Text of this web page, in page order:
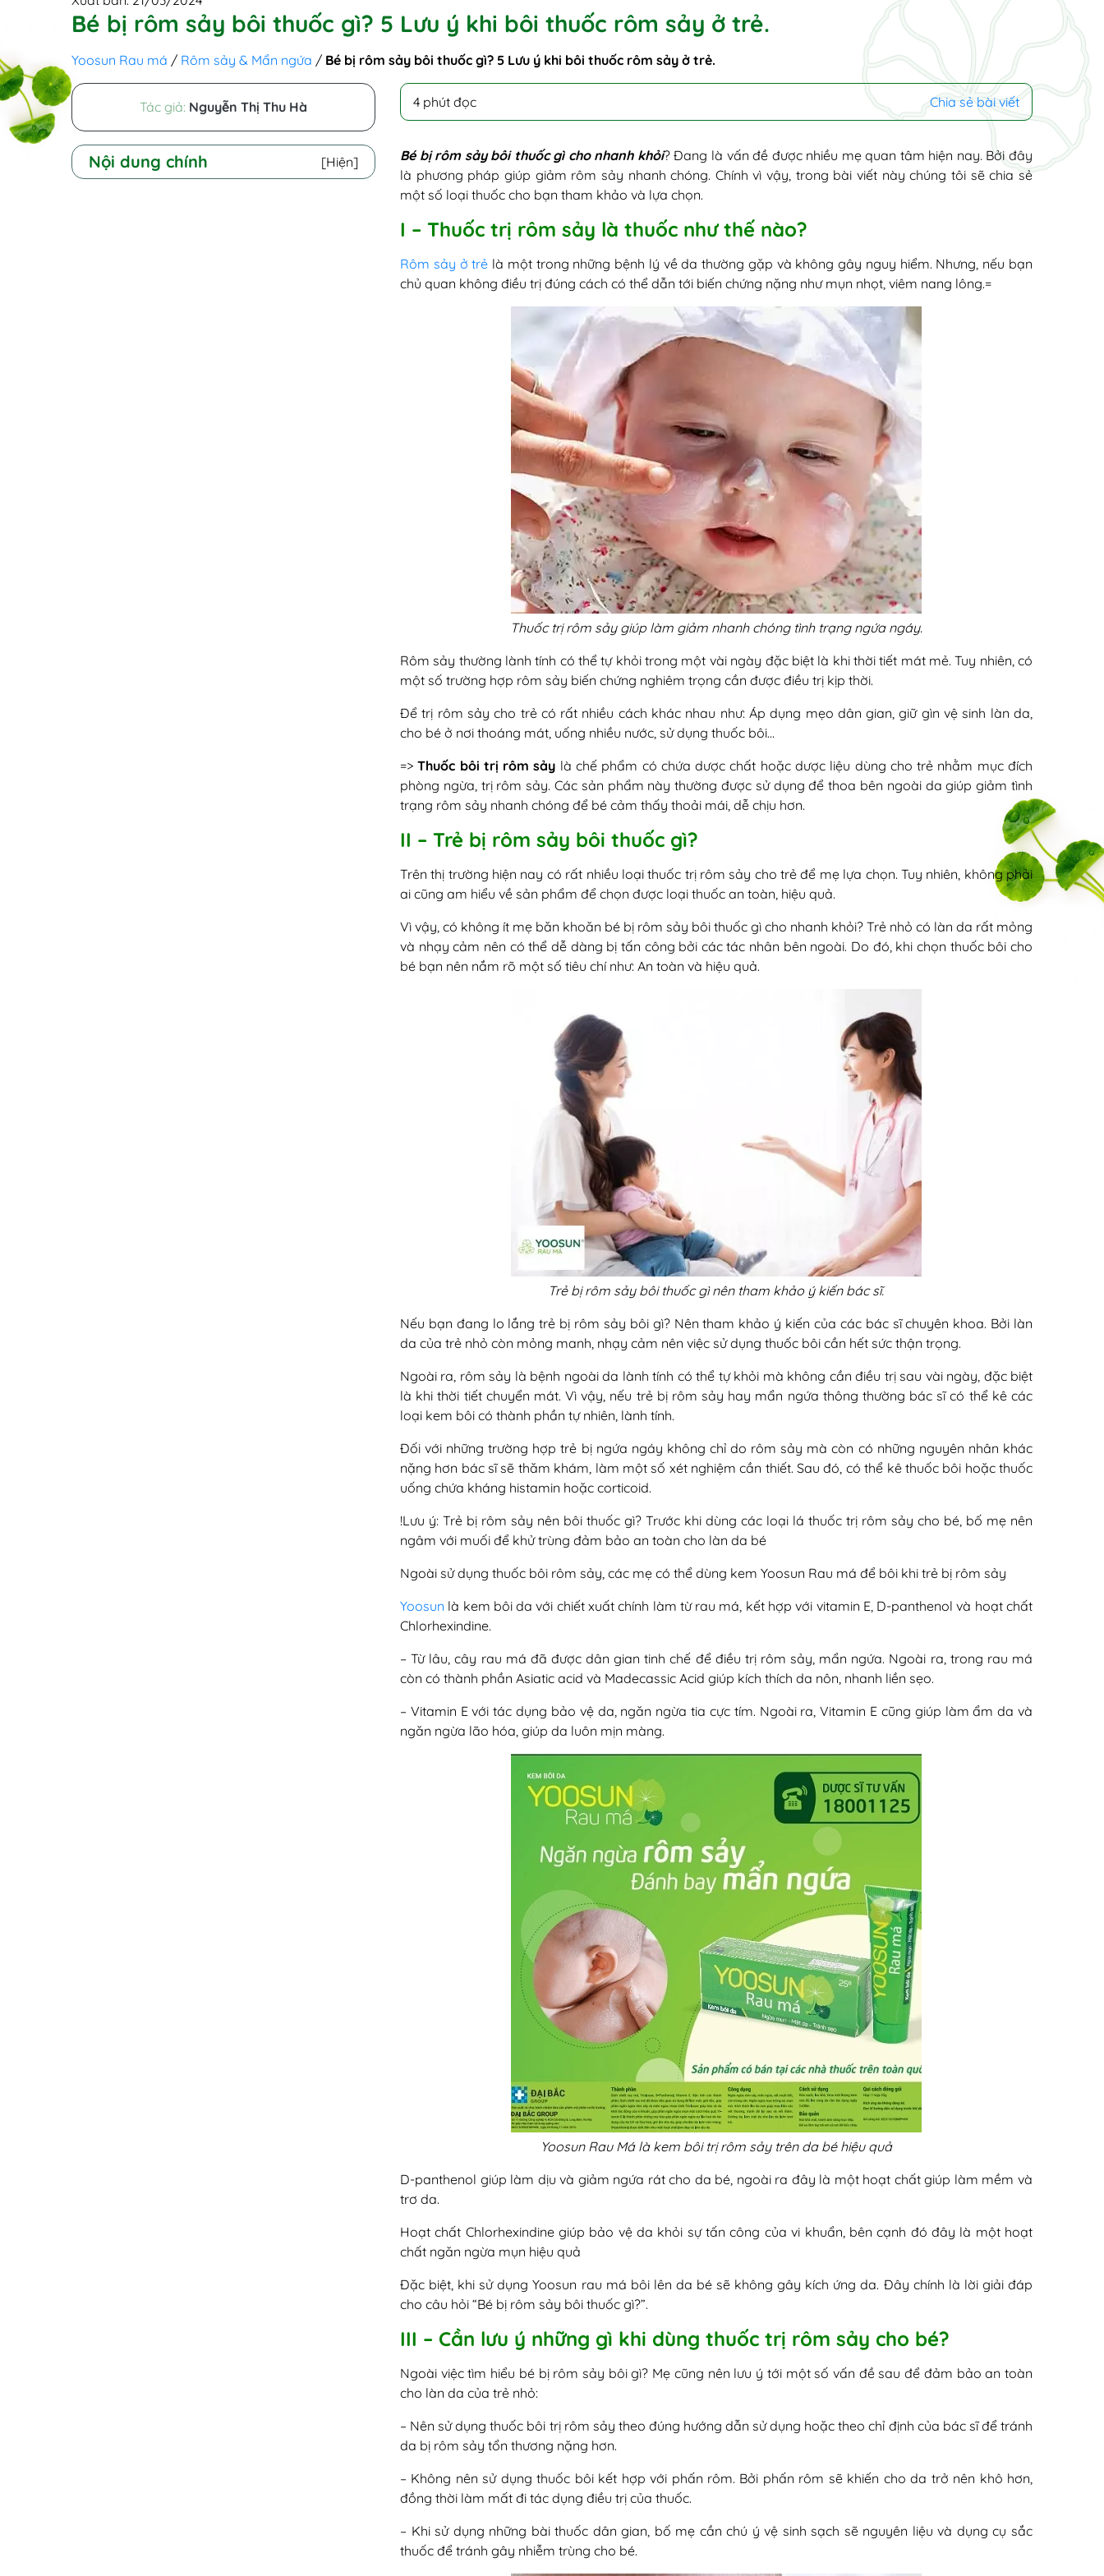
Bé bị rôm sảy bôi thuốc gì? 5 Lưu ý khi bôi thuốc rôm sảy ở trẻ.
Yoosun Rau má / Rôm sảy & Mẩn ngứa / Bé bị rôm sảy bôi thuốc gì? 5 Lưu ý khi bôi thuốc rôm sảy ở trẻ.
Tác giả: Nguyễn Thị Thu Hà
Nội dung chính [Hiện]
4 phút đọc Chia sẻ bài viết
Bé bị rôm sảy bôi thuốc gì cho nhanh khỏi? Đang là vấn đề được nhiều mẹ quan tâm hiện nay. Bởi đây
là phương pháp giúp giảm rôm sảy nhanh chóng. Chính vì vậy, trong bài viết này chúng tôi sẽ chia sẻ
một số loại thuốc cho bạn tham khảo và lựa chọn.
I – Thuốc trị rôm sảy là thuốc như thế nào?
Rôm sảy ở trẻ là một trong những bệnh lý về da thường gặp và không gây nguy hiểm. Nhưng, nếu bạn
chủ quan không điều trị đúng cách có thể dẫn tới biến chứng nặng như mụn nhọt, viêm nang lông.=
Thuốc trị rôm sảy giúp làm giảm nhanh chóng tình trạng ngứa ngáy.
Rôm sảy thường lành tính có thể tự khỏi trong một vài ngày đặc biệt là khi thời tiết mát mẻ. Tuy nhiên, có
một số trường hợp rôm sảy biến chứng nghiêm trọng cần được điều trị kịp thời.
Để trị rôm sảy cho trẻ có rất nhiều cách khác nhau như: Áp dụng mẹo dân gian, giữ gìn vệ sinh làn da,
cho bé ở nơi thoáng mát, uống nhiều nước, sử dụng thuốc bôi…
=>Thuốc bôi trị rôm sảy là chế phẩm có chứa dược chất hoặc dược liệu dùng cho trẻ nhằm mục đích
phòng ngừa, trị rôm sảy. Các sản phẩm này thường được sử dụng để thoa bên ngoài da giúp giảm tình
trạng rôm sảy nhanh chóng để bé cảm thấy thoải mái, dễ chịu hơn.
II – Trẻ bị rôm sảy bôi thuốc gì?
Trên thị trường hiện nay có rất nhiều loại thuốc trị rôm sảy cho trẻ để mẹ lựa chọn. Tuy nhiên, không phải
ai cũng am hiểu về sản phẩm để chọn được loại thuốc an toàn, hiệu quả.
Vì vậy, có không ít mẹ băn khoăn bé bị rôm sảy bôi thuốc gì cho nhanh khỏi? Trẻ nhỏ có làn da rất mỏng
và nhạy cảm nên có thể dễ dàng bị tấn công bởi các tác nhân bên ngoài. Do đó, khi chọn thuốc bôi cho
bé bạn nên nắm rõ một số tiêu chí như: An toàn và hiệu quả.
Trẻ bị rôm sảy bôi thuốc gì nên tham khảo ý kiến bác sĩ.
Nếu bạn đang lo lắng trẻ bị rôm sảy bôi gì? Nên tham khảo ý kiến của các bác sĩ chuyên khoa. Bởi làn
da của trẻ nhỏ còn mỏng manh, nhạy cảm nên việc sử dụng thuốc bôi cần hết sức thận trọng.
Ngoài ra, rôm sảy là bệnh ngoài da lành tính có thể tự khỏi mà không cần điều trị sau vài ngày, đặc biệt
là khi thời tiết chuyển mát. Vì vậy, nếu trẻ bị rôm sảy hay mẩn ngứa thông thường bác sĩ có thể kê các
loại kem bôi có thành phần tự nhiên, lành tính.
Đối với những trường hợp trẻ bị ngứa ngáy không chỉ do rôm sảy mà còn có những nguyên nhân khác
nặng hơn bác sĩ sẽ thăm khám, làm một số xét nghiệm cần thiết. Sau đó, có thể kê thuốc bôi hoặc thuốc
uống chứa kháng histamin hoặc corticoid.
!Lưu ý: Trẻ bị rôm sảy nên bôi thuốc gì? Trước khi dùng các loại lá thuốc trị rôm sảy cho bé, bố mẹ nên
ngâm với muối để khử trùng đảm bảo an toàn cho làn da bé
Ngoài sử dụng thuốc bôi rôm sảy, các mẹ có thể dùng kem Yoosun Rau má để bôi khi trẻ bị rôm sảy
Yoosun là kem bôi da với chiết xuất chính làm từ rau má, kết hợp với vitamin E, D-panthenol và hoạt chất
Chlorhexindine.
– Từ lâu, cây rau má đã được dân gian tinh chế để điều trị rôm sảy, mẩn ngứa. Ngoài ra, trong rau má
còn có thành phần Asiatic acid và Madecassic Acid giúp kích thích da nôn, nhanh liền sẹo.
– Vitamin E với tác dụng bảo vệ da, ngăn ngừa tia cực tím. Ngoài ra, Vitamin E cũng giúp làm ẩm da và
ngăn ngừa lão hóa, giúp da luôn mịn màng.
Yoosun Rau Má là kem bôi trị rôm sảy trên da bé hiệu quả
D-panthenol giúp làm dịu và giảm ngứa rát cho da bé, ngoài ra đây là một hoạt chất giúp làm mềm và
trơ da.
Hoạt chất Chlorhexindine giúp bảo vệ da khỏi sự tấn công của vi khuẩn, bên cạnh đó đây là một hoạt
chất ngăn ngừa mụn hiệu quả
Đặc biệt, khi sử dụng Yoosun rau má bôi lên da bé sẽ không gây kích ứng da. Đây chính là lời giải đáp
cho câu hỏi “Bé bị rôm sảy bôi thuốc gì?”.
III – Cần lưu ý những gì khi dùng thuốc trị rôm sảy cho bé?
Ngoài việc tìm hiểu bé bị rôm sảy bôi gì? Mẹ cũng nên lưu ý tới một số vấn đề sau để đảm bảo an toàn
cho làn da của trẻ nhỏ:
– Nên sử dụng thuốc bôi trị rôm sảy theo đúng hướng dẫn sử dụng hoặc theo chỉ định của bác sĩ để tránh
da bị rôm sảy tổn thương nặng hơn.
– Không nên sử dụng thuốc bôi kết hợp với phấn rôm. Bởi phấn rôm sẽ khiến cho da trở nên khô hơn,
đồng thời làm mất đi tác dụng điều trị của thuốc.
– Khi sử dụng những bài thuốc dân gian, bố mẹ cần chú ý vệ sinh sạch sẽ nguyên liệu và dụng cụ sắc
thuốc để tránh gây nhiễm trùng cho bé.